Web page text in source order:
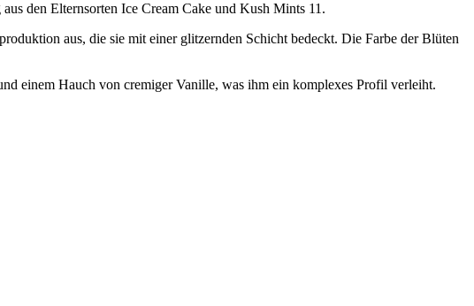
den Elternsorten Ice Cream Cake und Kush Mints 11.
aus, die sie mit einer glitzernden Schicht bedeckt. Die Farbe der Blüten
einem Hauch von cremiger Vanille, was ihm ein komplexes Profil verleiht.